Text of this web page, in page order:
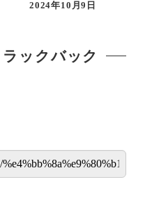
2024年10月9日
ックバック